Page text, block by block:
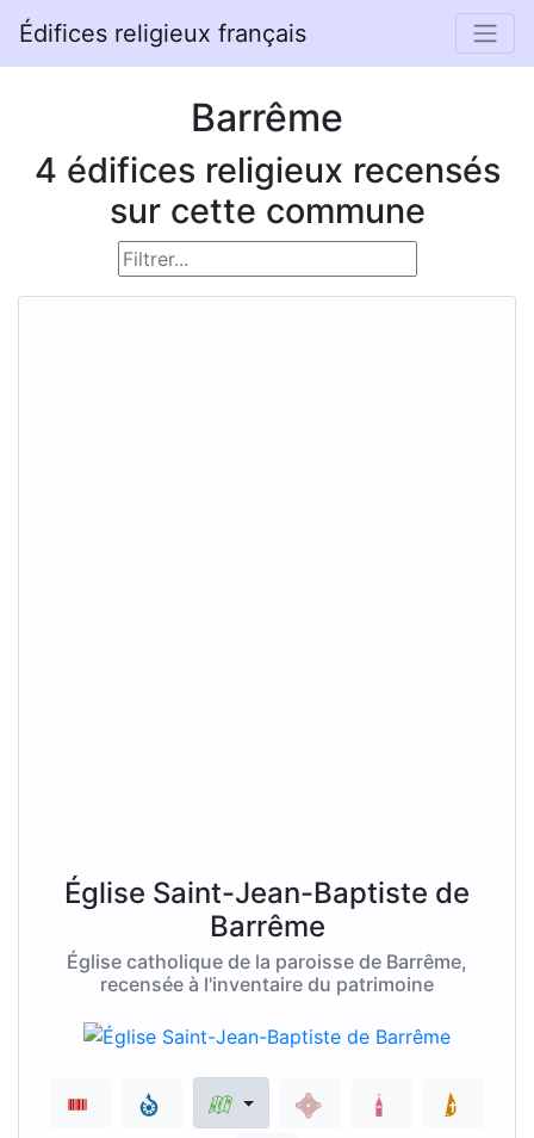
Édifices religieux français
Barrême
4 édifices religieux recensés
sur cette commune
Église Saint-Jean-Baptiste de
Barrême
Église catholique de la paroisse de Barrême,
recensée à l'inventaire du patrimoine